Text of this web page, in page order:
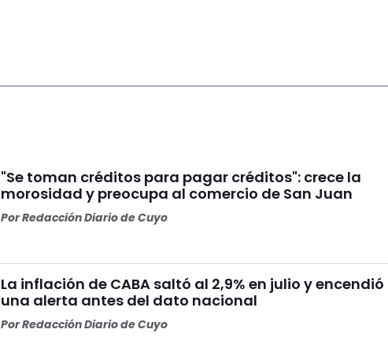
"Se toman créditos para pagar créditos": crece la
morosidad y preocupa al comercio de San Juan
PorRedacción Diario de Cuyo
La inflación de CABA saltó al 2,9% en julio y encendió
una alerta antes del dato nacional
PorRedacción Diario de Cuyo